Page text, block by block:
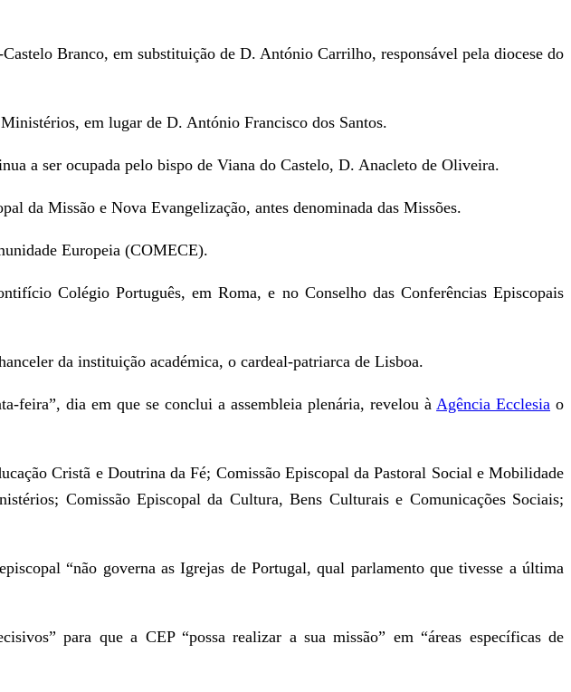
Branco, em substituição de D. António Carrilho, responsável pela diocese do
em lugar de D. António Francisco dos Santos.
a ser ocupada pelo bispo de Viana do Castelo, D. Anacleto de Oliveira.
da Missão e Nova Evangelização, antes denominada das Missões.
Europeia (COMECE).
Colégio Português, em Roma, e no Conselho das Conferências Episcopais
da instituição académica, o cardeal-patriarca de Lisboa.
feira”, dia em que se conclui a assembleia plenária, revelou à Agência Ecclesia o
Cristã e Doutrina da Fé; Comissão Episcopal da Pastoral Social e Mobilidade
Comissão Episcopal da Cultura, Bens Culturais e Comunicações Sociais;
“não governa as Igrejas de Portugal, qual parlamento que tivesse a última
para que a CEP “possa realizar a sua missão” em “áreas específicas de